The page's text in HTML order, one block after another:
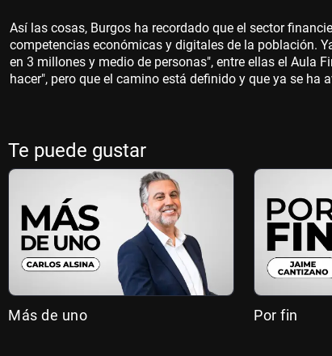
Así las cosas, Burgos ha recordado que el sector
competencias económicas y digitales de la población.
en 3 millones y medio de personas", entre ellas el Aula
hacer", pero que el camino está definido y que ya se ha
Te puede gustar
Más de uno Por fin